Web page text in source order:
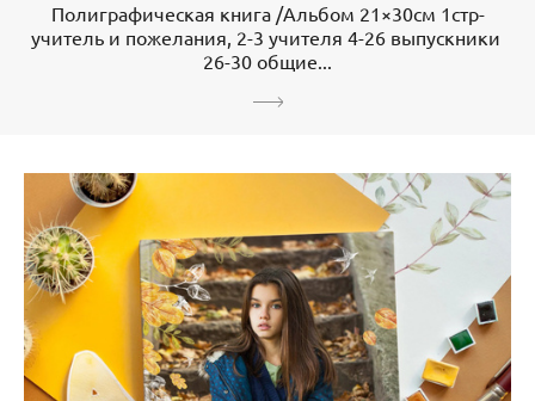
Полиграфическая книга /Альбом 21×30см 1стр-
учитель и пожелания, 2-3 учителя 4-26 выпускники
26-30 общие...